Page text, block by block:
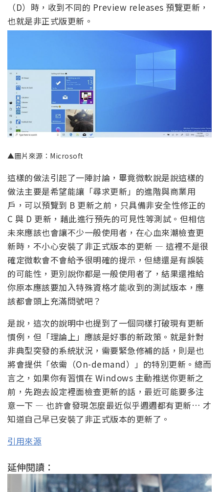
（D）時，收到不同的 Preview releases 預覽更新，
也就是非正式版更新。
▲圖片來源：Microsoft
這樣的做法引起了一陣討論，畢竟微軟說是說這樣的
做法主要是希望能讓「尋求更新」的進階與商業用
戶，可以預覽到 B 更新之前，只具備非安全性修正的
C 與 D 更新，藉此進行預先的可見性等測試。但相信
未來應該也會讓不少一般使用者，在心血來潮檢查更
新時，不小心安裝了非正式版本的更新 — 這裡不是很
確定微軟會不會給予很明確的提示，但總還是有誤裝
的可能性，更別說你都是一般使用者了，結果還推給
你原本應該要加入特殊資格才能收到的測試版本，應
該都會頭上充滿問號吧？
是說，這次的說明中也提到了一個同樣打破現有更新
慣例，但「理論上」應該是好事的新政策。就是針對
非典型突發的系統狀況，需要緊急修補的話，則是也
將會提供「依需（On-demand）」的特別更新。總而
言之，如果你有習慣在 Windows 主動推送你更新之
前，先跑去設定裡面檢查更新的話，最近可能要多注
意一下 — 也許會發現怎麼最近似乎週週都有更新… 才
知道自己早已安裝了非正式版本的更新了。
引用來源
延伸閱讀：